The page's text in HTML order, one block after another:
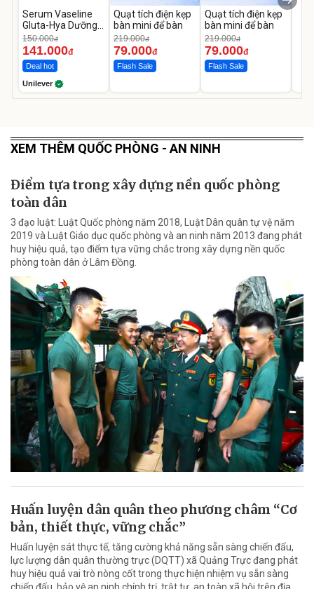
Serum Vaseline
Gluta-Hya Dưỡng
Da Sáng Mịn Sau 7
Ngày
150.000đ
141.000đ
Deal hot
Unilever
Quạt tích điện kẹp
bàn mini để bàn
219.000đ
79.000đ
Flash Sale
Quạt tích điện kẹp
bàn mini để bàn
219.000đ
79.000đ
Flash Sale
XEM THÊM QUỐC PHÒNG - AN NINH
Điểm tựa trong xây dựng nền quốc phòng
toàn dân
3 đạo luật: Luật Quốc phòng năm 2018, Luật Dân quân tự vệ năm
2019 và Luật Giáo dục quốc phòng và an ninh năm 2013 đang phát
huy hiệu quả, tạo điểm tựa vững chắc trong xây dựng nền quốc
phòng toàn dân ở Lâm Đồng.
Huấn luyện dân quân theo phương châm “Cơ
bản, thiết thực, vững chắc”
Huấn luyện sát thực tế, tăng cường khả năng sẵn sàng chiến đấu,
lực lượng dân quân thường trực (DQTT) xã Quảng Trực đang phát
huy hiệu quả vai trò nòng cốt trong thực hiện nhiệm vụ sẵn sàng
chiến đấu, bảo vệ an ninh chính trị, trật tự, an toàn xã hội trên địa